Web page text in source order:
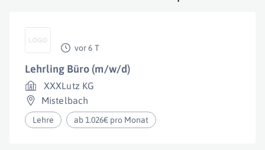
vor 6 T
Lehrling Büro (m/w/d)
XXXLutz KG
Mistelbach
Lehre ab 1.026€ pro Monat